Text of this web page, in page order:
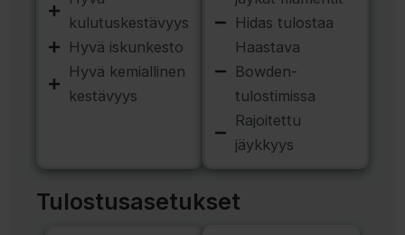
kulutuskestävyys
Hyvä iskunkesto
Hyvä kemiallinen
kestävyys
Hidas tulostaa
Haastava
Bowden-
tulostimissa
Rajoitettu
jäykkyys
Tulostusasetukset